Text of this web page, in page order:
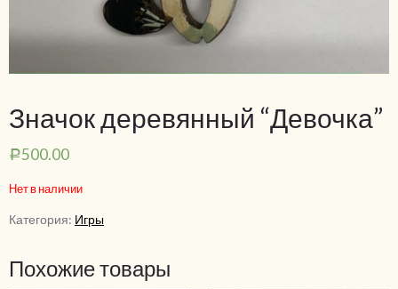
Значок деревянный “Девочка”
Р500.00
Нет в наличии
Категория: Игры
Похожие товары